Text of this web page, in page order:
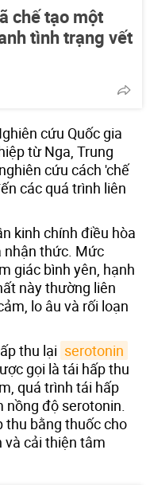
chế tạo một
tình trạng vết
cứu Quốc gia
từ Nga, Trung
cứu cách 'chế
các quá trình liên
kinh chính điều hòa
nhận thức. Mức
giác bình yên, hạnh
này thường liên
lo âu và rối loạn
thu lại serotonin
gọi là tái hấp thu
quá trình tái hấp
độ serotonin.
thu bằng thuốc cho
và cải thiện tâm